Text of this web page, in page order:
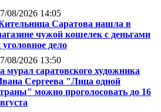
08/2026 14:05
Саратова нашла в
чужой кошелек с деньгами
уголовное дело
08/2026 13:50
мурал саратовского художника
Сергеева "Лица одной
можно проголосовать до 16